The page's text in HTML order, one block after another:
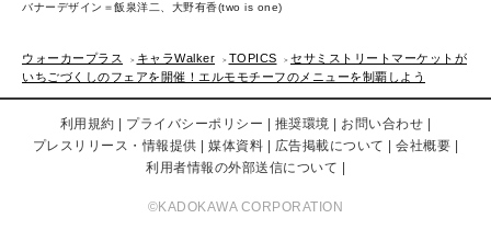
バナーデザイン＝飯泉洋二、大野有香(two is one)
ウォーカープラス キャラWalker TOPICS
セサミストリートマーケットが
いちごづくしのフェアを開催！エルモモチーフのメニューを制覇しよう
利用規約 プライバシーポリシー 推奨環境
お問い合わせ
プレスリリース・情報提供
媒体資料 広告掲載について
会社概要
利用者情報の外部送信について
©KADOKAWA CORPORATION